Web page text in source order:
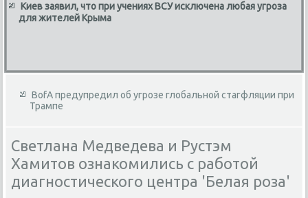
Киев заявил, что при учениях ВСУ исключена любая угроза
для жителей Крыма
BofA предупредил об угрозе глобальной стагфляции при
Трампе
Светлана Медведева и Рустэм
Хамитов ознакомились с работой
диагностического центра 'Белая роза'